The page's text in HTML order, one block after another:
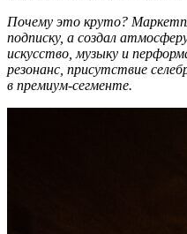
Почему это круто?
подписку, а создал
искусство, музыку и
резонанс, присутствие
в премиум-сегменте.